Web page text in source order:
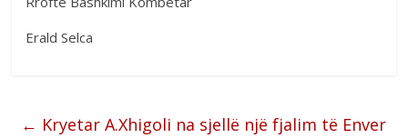
Erald Selca
← Kryetar A.Xhigoli na sjellë një fjalim të Enver